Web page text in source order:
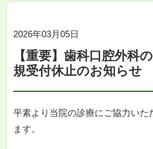
2026年03月05日
【重要】歯科口腔外科
規受付休止のお知らせ
平素より当院の診療にご協力いた
ます。